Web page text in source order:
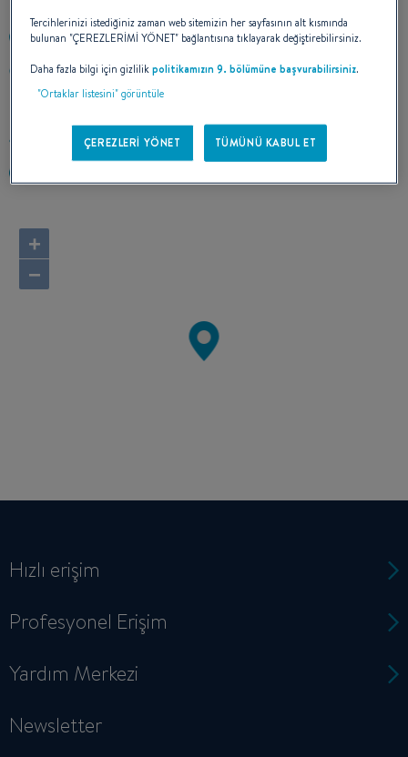
0034 950 380 335
Calle Rambla, 3 El Pozo de los Frailes
04117 NIJAR (ALMERIA)
Rotayı hesapla
+
−
Hızlı erişim
Profesyonel Erişim
Yardım Merkezi
Newsletter
Tercihlerinizi istediğiniz zaman web sitemizin her sayfasının alt kısmında
bulunan "ÇEREZLERİMİ YÖNET" bağlantısına tıklayarak değiştirebilirsiniz.
Daha fazla bilgi için gizlilikpolitikamızın 9. bölümüne başvurabilirsiniz.
"Ortaklar listesini" görüntüle
ÇEREZLERİ YÖNET TÜMÜNÜ KABUL ET